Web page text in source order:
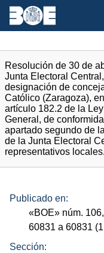
Resolución de 30 de
Junta Electoral
designación de
Católico (Zaragoza),
artículo 182.2 de la
General, de
apartado segundo de
de la Junta Electoral
representativos locales.
Publicado en:
«BOE» núm.
60831 a 60831 (1
Sección: